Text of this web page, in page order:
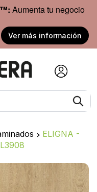
Aumenta tu negocio
Ver más información
> ELIGNA -